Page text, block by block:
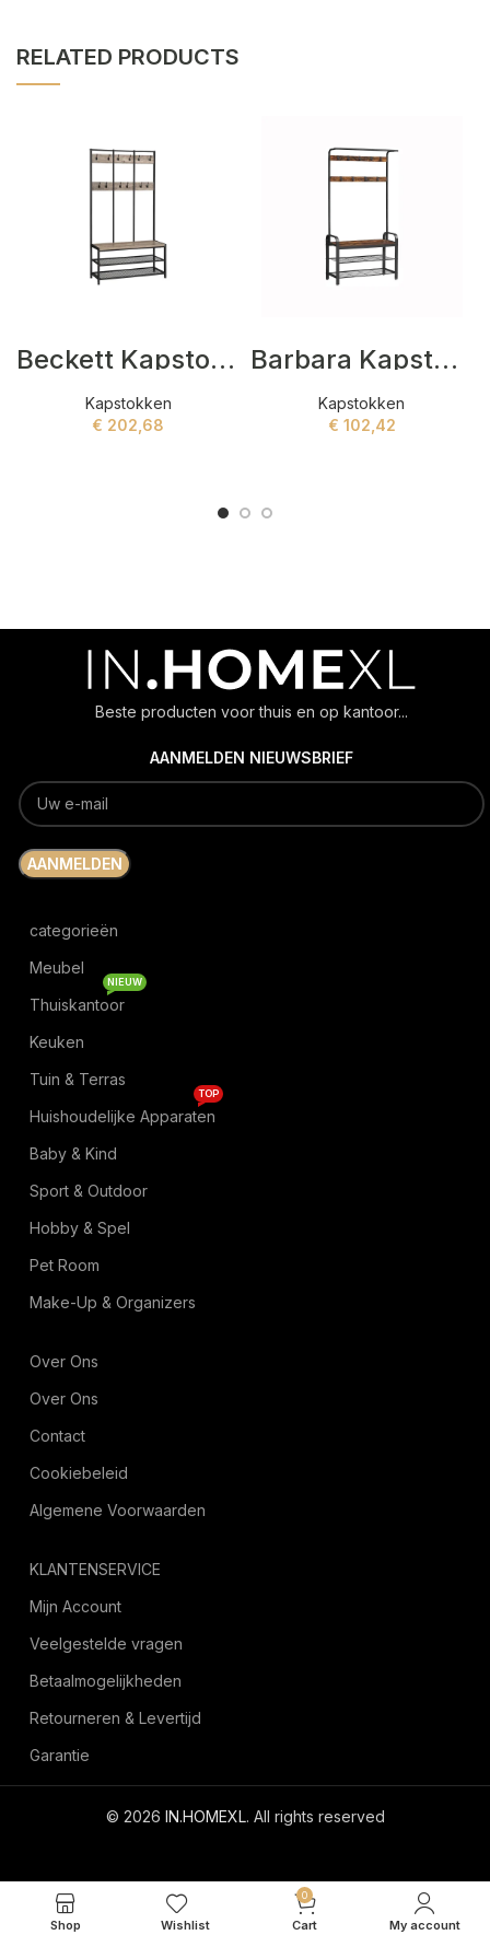
RELATED PRODUCTS
Beckett Kapstokken Grijs,Zwart
Kapstokken
€ 202,68
Barbara Kapstokken Bruin,Zwart
Kapstokken
€ 102,42
Beste producten voor thuis en op kantoor...
AANMELDEN NIEUWSBRIEF
categorieën
Meubel
Thuiskantoor
NIEUW
Keuken
Tuin & Terras
Huishoudelijke Apparaten
TOP
Baby & Kind
Sport & Outdoor
Hobby & Spel
Pet Room
Make-Up & Organizers
Over Ons
Over Ons
Contact
Cookiebeleid
Algemene Voorwaarden
KLANTENSERVICE
Mijn Account
Veelgestelde vragen
Betaalmogelijkheden
Retourneren & Levertijd
Garantie
© 2026 IN.HOMEXL. All rights reserved
Shop Wishlist
0
Cart My account